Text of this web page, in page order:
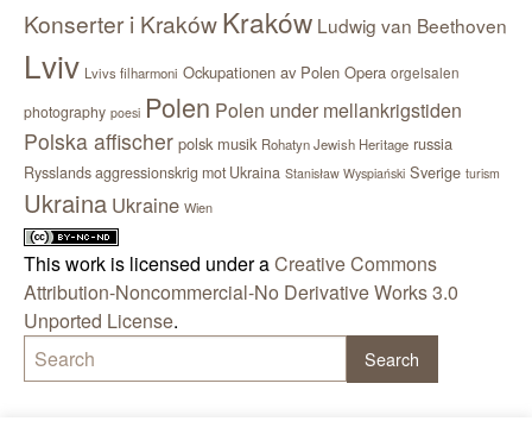
Konserter i KrakówKraków Ludwig van Beethoven
Lviv Lvivs filharmoni Ockupationen av Polen Opera orgelsalen
photography poesi Polen Polen under mellankrigstiden
Polska affischer polsk musik Rohatyn Jewish Heritage russia
Rysslands aggressionskrig mot Ukraina Stanisław Wyspiański Sverige turism
Ukraina Ukraine Wien
This work is licensed under aCreative Commons
Attribution-Noncommercial-No Derivative Works 3.0
Unported License.